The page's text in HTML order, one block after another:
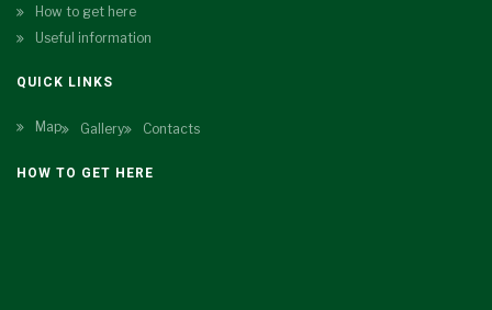
How to get here
Useful information
QUICK LINKS
Map Gallery Contacts
HOW TO GET HERE